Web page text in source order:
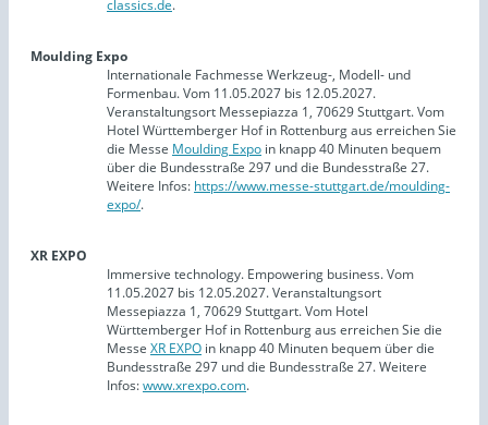
classics.de.
Moulding Expo
Internationale Fachmesse Werkzeug-, Modell- und
Formenbau. Vom 11.05.2027 bis 12.05.2027.
Veranstaltungsort Messepiazza 1, 70629 Stuttgart. Vom
Hotel Württemberger Hof in Rottenburg aus erreichen Sie
die Messe Moulding Expo in knapp 40 Minuten bequem
über die Bundesstraße 297 und die Bundesstraße 27.
Weitere Infos: https://www.messe-stuttgart.de/moulding-
expo/.
XR EXPO
Immersive technology. Empowering business. Vom
11.05.2027 bis 12.05.2027. Veranstaltungsort
Messepiazza 1, 70629 Stuttgart. Vom Hotel
Württemberger Hof in Rottenburg aus erreichen Sie die
Messe XR EXPO in knapp 40 Minuten bequem über die
Bundesstraße 297 und die Bundesstraße 27. Weitere
Infos:www.xrexpo.com.